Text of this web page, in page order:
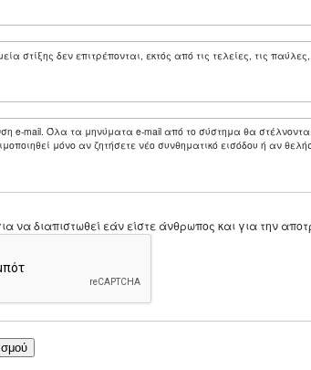
στίξης δεν επιτρέπονται, εκτός από τις τελείες, τις
e-mail. Όλα τα μηνύματα e-mail από το σύστημα θα
μόνο αν ζητήσετε νέο συνθηματικό εισόδου ή αν
να διαπιστωθεί εάν είστε άνθρωπος και για την